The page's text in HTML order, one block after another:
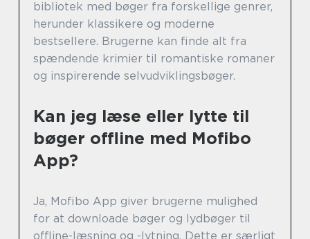
bibliotek med bøger fra forskellige genrer,
herunder klassikere og moderne
bestsellere. Brugerne kan finde alt fra
spændende krimier til romantiske romaner
og inspirerende selvudviklingsbøger.
Kan jeg læse eller lytte til
bøger offline med Mofibo
App?
Ja, Mofibo App giver brugerne mulighed
for at downloade bøger og lydbøger til
offline-læsning og -lytning. Dette er særligt